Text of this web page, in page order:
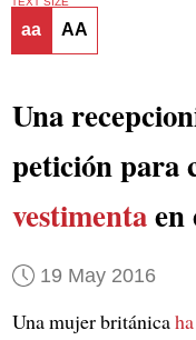
aa AA
Una
petición para
vestimentaen
19 May 2016
Una mujer británica